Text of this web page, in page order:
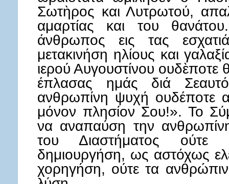
Σωτὴρος και Λυτρωτού,
αμαρτίας και του
άνθρωπος εις τας
μετακινήση ηλίους και
ιερού Αυγουστίνου
έπλασας ημάς διά
ανθρωπίνη ψυχή ουδέποτε
μόνον πλησίον Σου!». Το
να αναπαύση την
του Διαστήματος ούτε
δημιουργήση, ως αστόχως
χορηγήση, ούτε τα